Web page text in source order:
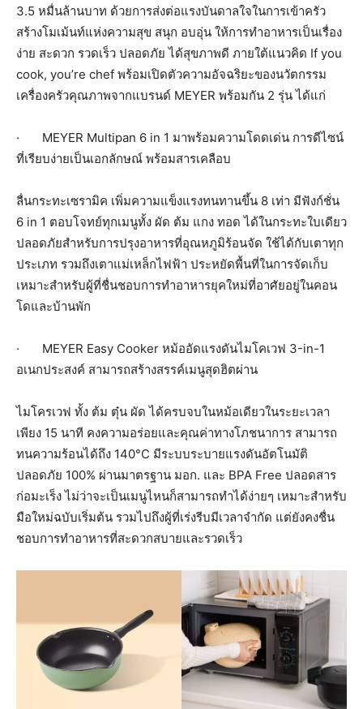
3.5 หมื่นล้านบาท ด้วยการส่งต่อแรงบันดาลใจในการเข้าครัว
สร้างโมเม้นท์แห่งความสุข สนุก อบอุ่น ให้การทำอาหารเป็นเรื่อง
ง่าย สะดวก รวดเร็ว ปลอดภัย ได้สุขภาพดี ภายใต้แนวคิด If you
cook, you’re chef พร้อมเปิดตัวความอัจฉริยะของนวัตกรรม
เครื่องครัวคุณภาพจากแบรนด์ MEYER พร้อมกัน 2 รุ่น ได้แก่
· MEYER Multipan 6 in 1 มาพร้อมความโดดเด่น การดีไซน์
ที่เรียบง่ายเป็นเอกลักษณ์ พร้อมสารเคลือบ
ลื่นกระทะเซรามิค เพิ่มความแข็งแรงทนทานขึ้น 8 เท่า มีฟังก์ชั่น
6 in 1 ตอบโจทย์ทุกเมนูทั้ง ผัด ต้ม แกง ทอด ได้ในกระทะใบเดียว
ปลอดภัยสำหรับการปรุงอาหารที่อุณหภูมิร้อนจัด ใช้ได้กับเตาทุก
ประเภท รวมถึงเตาแม่เหล็กไฟฟ้า ประหยัดพื้นที่ในการจัดเก็บ
เหมาะสำหรับผู้ที่ชื่นชอบการทำอาหารยุคใหม่ที่อาศัยอยู่ในคอน
โดและบ้านพัก
· MEYER Easy Cooker หม้ออัดแรงดันไมโคเวฟ 3-in-1
อเนกประสงค์ สามารถสร้างสรรค์เมนูสุดฮิตผ่าน
ไมโครเวฟ ทั้ง ต้ม ตุ๋น ผัด ได้ครบจบในหม้อเดียวในระยะเวลา
เพียง 15 นาที คงความอร่อยและคุณค่าทางโภชนาการ สามารถ
ทนความร้อนได้ถึง 140°C มีระบบระบายแรงดันอัตโนมัติ
ปลอดภัย 100% ผ่านมาตรฐาน มอก. และ BPA Free ปลอดสาร
ก่อมะเร็ง ไม่ว่าจะเป็นเมนูไหนก็สามารถทำได้ง่ายๆ เหมาะสำหรับ
มือใหม่ฉบับเริ่มต้น รวมไปถึงผู้ที่เร่งรีบมีเวลาจำกัด แต่ยังคงชื่น
ชอบการทำอาหารที่สะดวกสบายและรวดเร็ว